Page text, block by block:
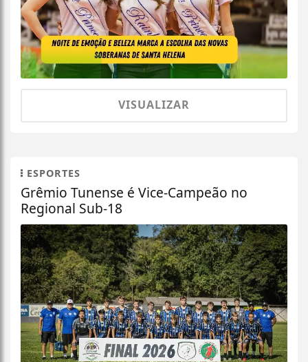
VISUALIZAR
ESPORTES
Grêmio Tunense é Vice-Campeão no
Regional Sub-18